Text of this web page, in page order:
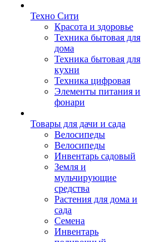
Техно Сити
Красота и здоровье
Техника бытовая для
дома
Техника бытовая для
кухни
Техника цифровая
Элементы питания и
фонари
Товары для дачи и сада
Велосипеды
Велосипеды
Инвентарь садовый
Земля и
мульчирующие
средства
Растения для дома и
сада
Семена
Инвентарь